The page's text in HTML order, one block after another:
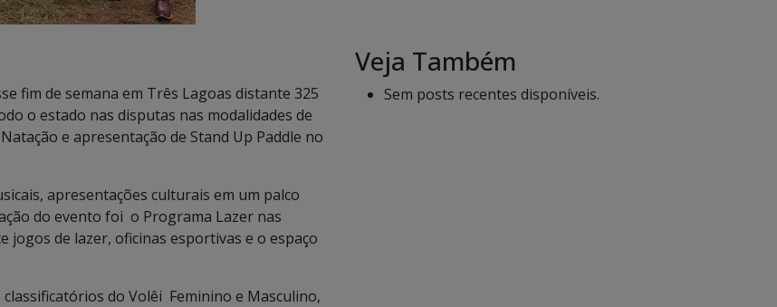
fim de semana em Três Lagoas distante 325
o estado nas disputas nas modalidades de
e apresentação de Stand Up Paddle no
apresentações culturais em um palco
do evento foi o Programa Lazer nas
jogos de lazer, oficinas esportivas e o espaço
do Volêi Feminino e Masculino,
Veja Também
Sem posts recentes disponíveis.